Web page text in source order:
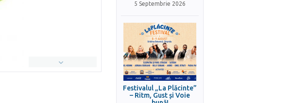
5 Septembrie 2026
Festivalul „La Plăcinte”
– Ritm, Gust și Voie